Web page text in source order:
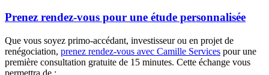
Prenez rendez-vous pour une étude personnalisée
Que vous soyez primo-accédant, investisseur ou en projet de
renégociation, prenez rendez-vous avec Camille Services pour une
première consultation gratuite de 15 minutes. Cette échange vous
permettra de :